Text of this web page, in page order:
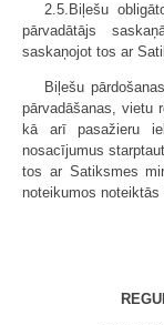
2.5.Biļešu
pārvadātājs
saskaņojot tos ar
Biļešu
pārvadāšanas, vietu
kā arī pasažieru
nosacījumus
tos ar Satiksmes
noteikumos